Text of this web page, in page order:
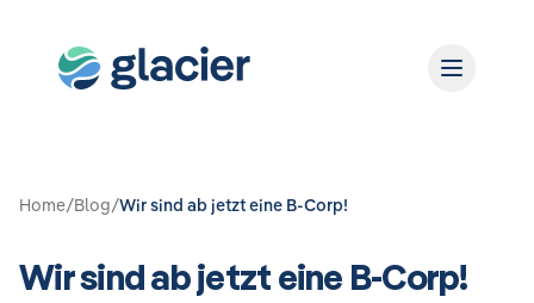
Home/Blog/Wir sind ab jetzt eine B-Corp!
Wir sind ab jetzt eine B-Corp!